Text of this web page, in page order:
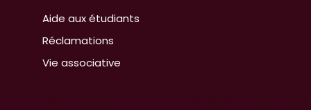
Aide aux étudiants
Réclamations
Vie associative